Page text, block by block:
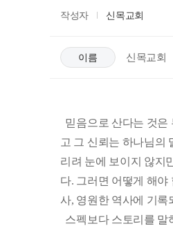
작성자 신목교회
이름 신목교회
믿음으로 산다는 것은
고 그 신뢰는 하나님의
리려 눈에 보이지 않지
다. 그러면 어떻게 해
사, 영원한 역사에 기록
스펙보다 스토리를 말